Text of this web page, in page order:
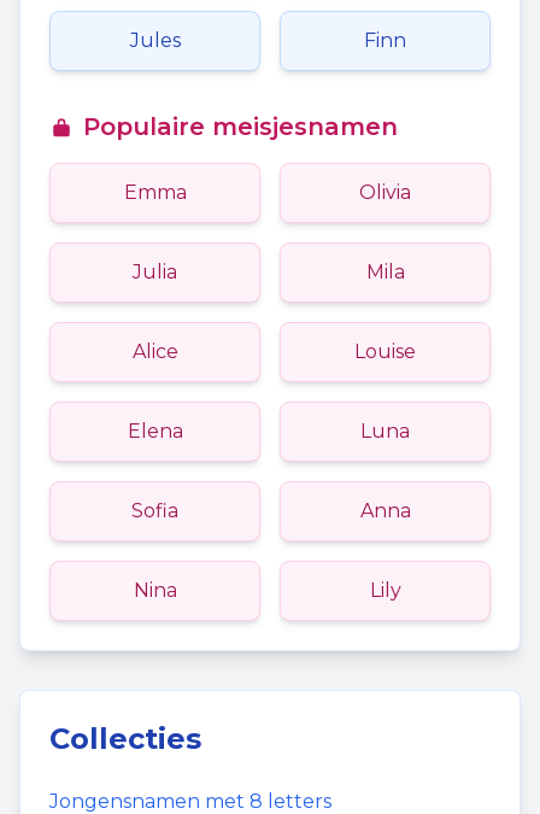
Jules Finn
Populaire meisjesnamen
Emma Olivia
Julia Mila
Alice Louise
Elena Luna
Sofia Anna
Nina Lily
Collecties
Jongensnamen met 8 letters